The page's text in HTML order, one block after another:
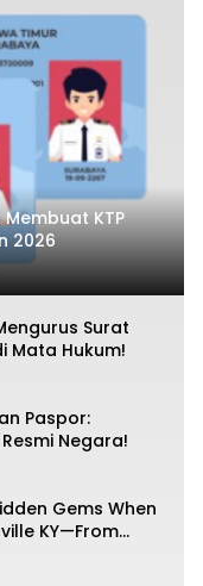
KTP
2026
Surat
Mata Hukum!
Paspor:
Negara!
Gems When
KY—From